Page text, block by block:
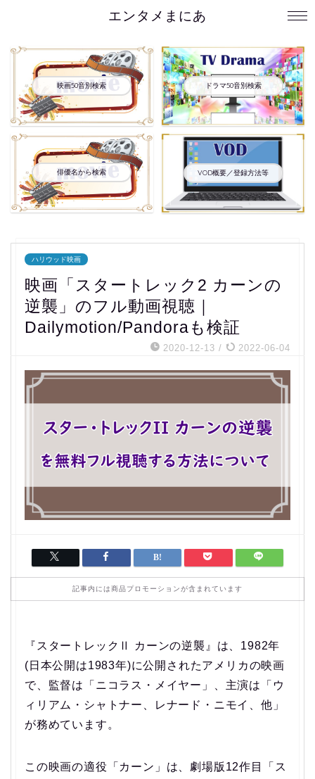
エンタメまにあ
映画50音別検索 ドラマ50音別検索
俳優名から検索 VOD概要／登録方法等
ハリウッド映画
映画「スタートレック2 カーンの
逆襲」のフル動画視聴｜
Dailymotion/Pandoraも検証
2020-12-13 / 2022-06-04
記事内には商品プロモーションが含まれています
『スタートレックⅡ カーンの逆襲』は、1982年
(日本公開は1983年)に公開されたアメリカの映画
で、監督は「ニコラス・メイヤー」、主演は「ウ
ィリアム・シャトナー、レナード・ニモイ、他」
が務めています。
この映画の適役「カーン」は、劇場版12作目「ス